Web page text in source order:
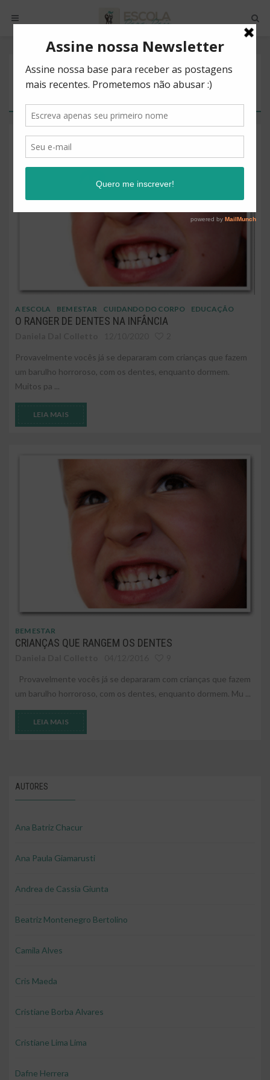
POSTS BY TAG
BRUXISMO
A ESCOLA BEM ESTAR CUIDANDO DO CORPO EDUCAÇÃO
O RANGER DE DENTES NA INFÂNCIA
Provavelmente vocês já se depararam com crianças que fazem
um barulho horroroso, com os dentes, enquanto dormem.
Muitos pa ...
LEIA MAIS
BEM ESTAR
CRIANÇAS QUE RANGEM OS DENTES
Provavelmente vocês já se depararam com crianças que fazem
um barulho horroroso, com os dentes, enquanto dormem. Mu ...
LEIA MAIS
AUTORES
Ana Batriz Chacur
Ana Paula Giamarusti
Andrea de Cassia Giunta
Beatriz Montenegro Bertolino
Camila Alves
Cris Maeda
Cristiane Borba Alvares
Cristiane Lima Lima
Dafne Herrera